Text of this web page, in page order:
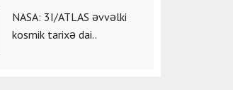
NASA: 3I/ATLAS əvvəlki
kosmik tarixə dai..